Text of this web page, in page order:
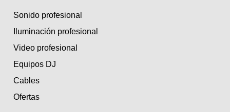
Sonido profesional
Iluminación profesional
Video profesional
Equipos DJ
Cables
Ofertas